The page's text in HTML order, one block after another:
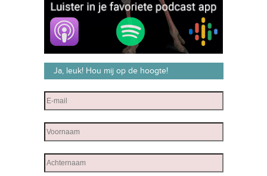
Ja, leuk! Hou mij op de hoogte!